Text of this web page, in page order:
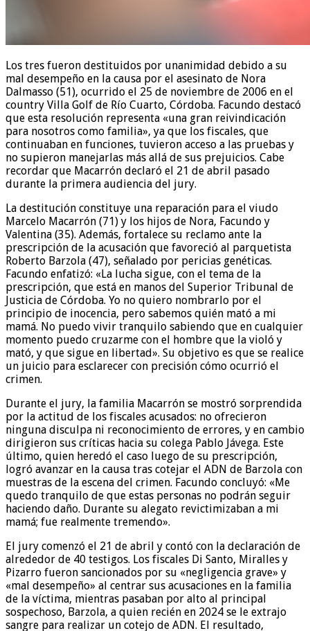
Los tres fueron destituidos por unanimidad debido a su
mal desempeño en la causa por el asesinato de Nora
Dalmasso (51), ocurrido el 25 de noviembre de 2006 en el
country Villa Golf de Río Cuarto, Córdoba. Facundo destacó
que esta resolución representa «una gran reivindicación
para nosotros como familia», ya que los fiscales, que
continuaban en funciones, tuvieron acceso a las pruebas y
no supieron manejarlas más allá de sus prejuicios. Cabe
recordar que Macarrón declaró el 21 de abril pasado
durante la primera audiencia del jury.
La destitución constituye una reparación para el viudo
Marcelo Macarrón (71) y los hijos de Nora, Facundo y
Valentina (35). Además, fortalece su reclamo ante la
prescripción de la acusación que favoreció al parquetista
Roberto Barzola (47), señalado por pericias genéticas.
Facundo enfatizó: «La lucha sigue, con el tema de la
prescripción, que está en manos del Superior Tribunal de
Justicia de Córdoba. Yo no quiero nombrarlo por el
principio de inocencia, pero sabemos quién mató a mi
mamá. No puedo vivir tranquilo sabiendo que en cualquier
momento puedo cruzarme con el hombre que la violó y
mató, y que sigue en libertad». Su objetivo es que se realice
un juicio para esclarecer con precisión cómo ocurrió el
crimen.
Durante el jury, la familia Macarrón se mostró sorprendida
por la actitud de los fiscales acusados: no ofrecieron
ninguna disculpa ni reconocimiento de errores, y en cambio
dirigieron sus críticas hacia su colega Pablo Jávega. Este
último, quien heredó el caso luego de su prescripción,
logró avanzar en la causa tras cotejar el ADN de Barzola con
muestras de la escena del crimen. Facundo concluyó: «Me
quedo tranquilo de que estas personas no podrán seguir
haciendo daño. Durante su alegato revictimizaban a mi
mamá; fue realmente tremendo».
El jury comenzó el 21 de abril y contó con la declaración de
alrededor de 40 testigos. Los fiscales Di Santo, Miralles y
Pizarro fueron sancionados por su «negligencia grave» y
«mal desempeño» al centrar sus acusaciones en la familia
de la víctima, mientras pasaban por alto al principal
sospechoso, Barzola, a quien recién en 2024 se le extrajo
sangre para realizar un cotejo de ADN. El resultado,